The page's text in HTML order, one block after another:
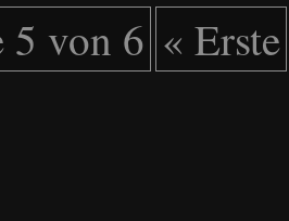
5 von 6 « Erste